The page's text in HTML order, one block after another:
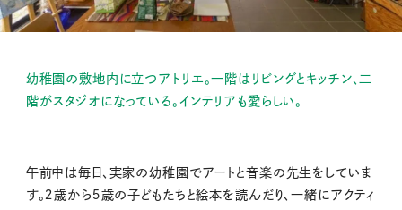
幼稚園の敷地内に立つアトリエ。一階はリビングとキッチン、二
階がスタジオになっている。インテリアも愛らしい。
午前中は毎日、実家の幼稚園でアートと音楽の先生をしていま
す。２歳から５歳の子どもたちと絵本を読んだり、一緒にアクティ